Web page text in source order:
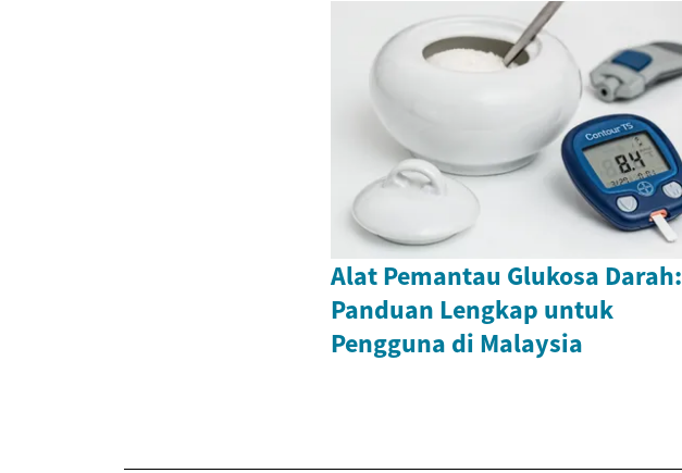
Alat Pemantau Glukosa Darah:
Panduan Lengkap untuk
Pengguna di Malaysia